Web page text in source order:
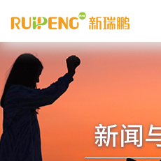
新闻